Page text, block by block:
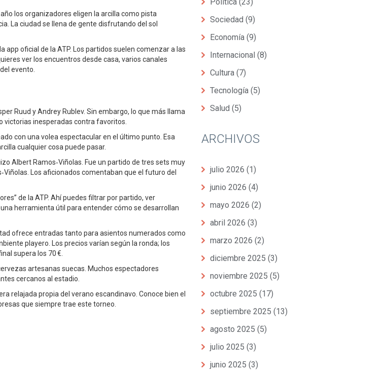
los organizadores eligen la arcilla como pista
La ciudad se llena de gente disfrutando del sol
app oficial de la ATP. Los partidos suelen comenzar a las
ver los encuentros desde casa, varios canales
evento.
Ruud y Andrey Rublev. Sin embargo, lo que más llama
victorias inesperadas contra favoritos.
con una volea espectacular en el último punto. Esa
cualquier cosa puede pasar.
Albert Ramos‑Viñolas. Fue un partido de tres sets muy
Los aficionados comentaban que el futuro del
de la ATP. Ahí puedes filtrar por partido, ver
herramienta útil para entender cómo se desarrollan
ofrece entradas tanto para asientos numerados como
playero. Los precios varían según la ronda; los
supera los 70 €.
artesanas suecas. Muchos espectadores
cercanos al estadio.
relajada propia del verano escandinavo. Conoce bien el
que siempre trae este torneo.
Sociedad (9)
Economía (9)
Internacional (8)
Cultura (7)
Tecnología (5)
Salud (5)
ARCHIVOS
julio 2026 (1)
junio 2026 (4)
mayo 2026 (2)
abril 2026 (3)
marzo 2026 (2)
diciembre 2025 (3)
noviembre 2025 (5)
octubre 2025 (17)
septiembre 2025 (13)
agosto 2025 (5)
julio 2025 (3)
junio 2025 (3)